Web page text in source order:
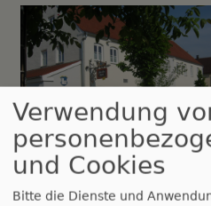
Di, 18.8. 14-17 Uhr
Frauenkreis
Verwendung
und Cookies
Bitte die Dienste und